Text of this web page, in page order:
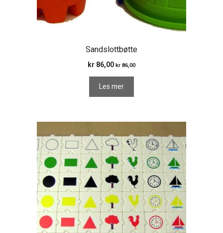
Sandslottbøtte
kr 86,00 kr 86,00
Les mer